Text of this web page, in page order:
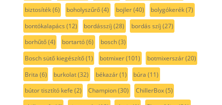
biztosíték(6) boholyszűrő(4) bojler(40) bolygókerék(7)
bontókalapács (12) bordásszíj (28) bordás szíj (27)
borhűtő(4) bortartó(6) bosch(3)
Bosch sütő kiegészítő(1) botmixer(101) botmixerszár(20)
Brita (6) burkolat(32) békazár(1) búra (11)
bútor tisztító kefe (2) Champion(30) ChillerBox(5)